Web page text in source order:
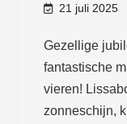
21 juli 2025
Gezellige
fantastische
vieren!
zonneschijn,